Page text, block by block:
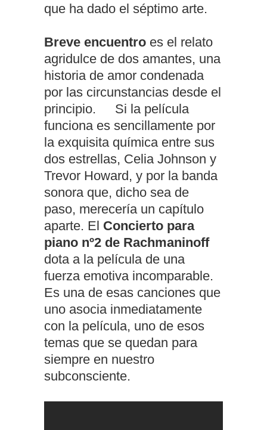
que ha dado el séptimo arte.
Breve encuentro es el relato
agridulce de dos amantes, una
historia de amor condenada
por las circunstancias desde el
principio. Si la película
funciona es sencillamente por
la exquisita química entre sus
dos estrellas, Celia Johnson y
Trevor Howard, y por la banda
sonora que, dicho sea de
paso, merecería un capítulo
aparte. El Concierto para
piano nº2 de Rachmaninoff
dota a la película de una
fuerza emotiva incomparable.
Es una de esas canciones que
uno asocia inmediatamente
con la película, uno de esos
temas que se quedan para
siempre en nuestro
subconsciente.